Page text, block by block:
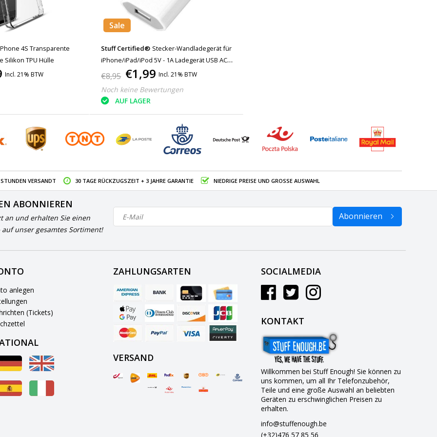
4S Transparente
Silikon TPU Hülle
Incl. 21% BTW
Sale
Stuff Certified® Stecker-Wandladegerät für
iPhone/iPad/iPod 5V - 1A Ladegerät USB AC
Home Weiß
€8,95 €1,99 Incl. 21% BTW
Noch keine Bewertungen
AUF LAGER
VERSANDT 30 TAGE RÜCKZUGSZEIT + 3 JAHRE GARANTIE NIEDRIGE PREISE UND GROSSE AUSWAHL
ABONNIEREN
an und erhalten Sie einen
auf unser gesamtes Sortiment!
Abonnieren
anlegen
(Tickets)
ZAHLUNGSARTEN
VERSAND
SOCIALMEDIA
KONTAKT
Willkommen bei Stuff Enough! Sie können zu
uns kommen, um all Ihr Telefonzubehör,
Teile und eine große Auswahl an beliebten
Geräten zu erschwinglichen Preisen zu
erhalten.
info@stuffenough.be
(+32)476 57 85 56